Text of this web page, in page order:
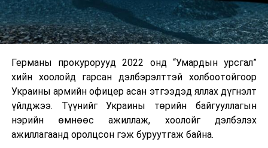
Германы прокурорууд 2022 онд “Умардын урсгал”
хийн хоолойд гарсан дэлбэрэлттэй холбоотойгоор
Украины армийн офицер асан этгээдэд яллах дүгнэлт
үйлджээ. Түүнийг Украины төрийн байгууллагын
нэрийн өмнөөс ажиллаж, хоолойг дэлбэлэх
ажиллагаанд оролцсон гэж буруутгаж байна.